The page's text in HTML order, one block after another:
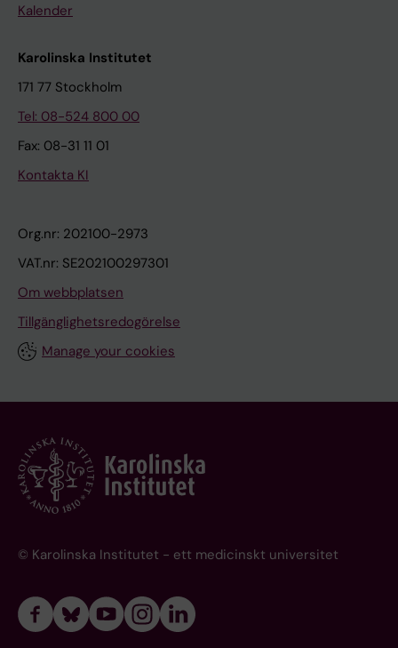
Kalender
Karolinska Institutet
171 77 Stockholm
Tel: 08-524 800 00
Fax: 08-31 11 01
Kontakta KI
Org.nr: 202100-2973
VAT.nr: SE202100297301
Om webbplatsen
Tillgänglighetsredogörelse
Manage your cookies
© Karolinska Institutet - ett medicinskt universitet